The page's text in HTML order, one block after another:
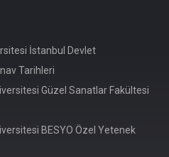
İstanbul Devlet
Tarihleri
Güzel Sanatlar Fakültesi
BESYO Özel Yetenek